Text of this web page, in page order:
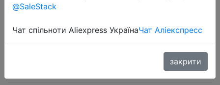
$3.59
@SaleStack
Чат спільноти Aliexpress УкраїнаЧат Аліекспресс
закрити